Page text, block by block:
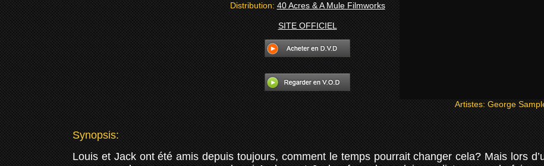
Distribution:40 Acres & A Mule Filmworks
SITE OFFICIEL
Artistes:George
Synopsis:
Louis et Jack ont été amis depuis toujours, comment le temps pourrait changer cela? Mais lors